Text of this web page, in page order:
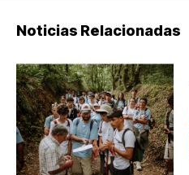
Noticias Relacionadas